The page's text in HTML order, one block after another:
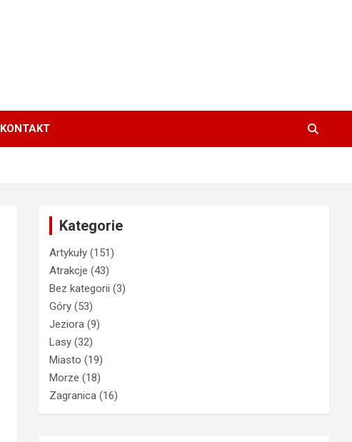
KONTAKT
Kategorie
Artykuły (151)
Atrakcje (43)
Bez kategorii (3)
Góry (53)
Jeziora (9)
Lasy (32)
Miasto (19)
Morze (18)
Zagranica (16)